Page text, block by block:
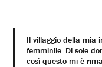
Il villaggio della mia
femminile. Di sole
così questo mi è